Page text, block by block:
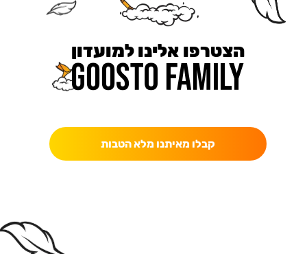
הצטרפו אלינו למועדון
קבלו מאיתנו מלא הטבות